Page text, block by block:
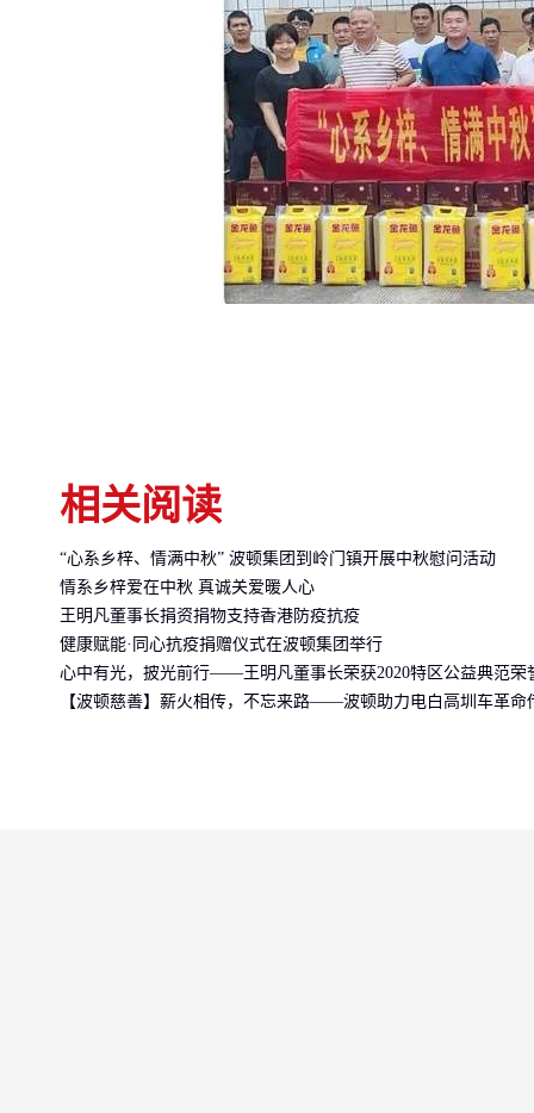
相关阅读
“心系乡梓、情满中秋” 波顿集团到岭门镇开展中秋慰问活动
情系乡梓爱在中秋 真诚关爱暖人心
王明凡董事长捐资捐物支持香港防疫抗疫
健康赋能·同心抗疫捐赠仪式在波顿集团举行
心中有光，披光前行——王明凡董事长荣获2020特区公益典范荣
【波顿慈善】薪火相传，不忘来路——波顿助力电白高圳车革命